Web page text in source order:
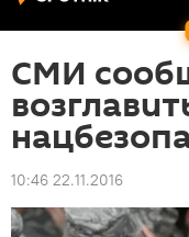
СМИ
10:46 22.11.2016